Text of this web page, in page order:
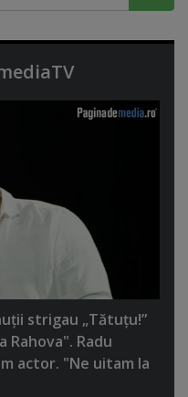
strigau „Tătuţu!”
Rahova". Radu
actor. "Ne uitam la